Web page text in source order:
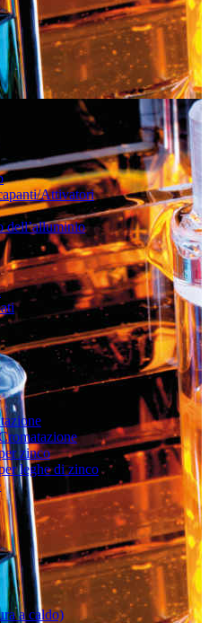
Attivatori
dell’alluminio
zinco
leghe di zinco
a caldo)